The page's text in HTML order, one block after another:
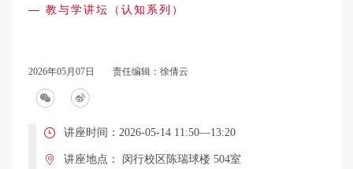
现
·
学
— 教与学讲坛（认知系列）
2026年05月07日 责任编辑：徐倩云
讲座时间：2026-05-14 11:50—13:20
讲座地点： 闵行校区陈瑞球楼 504室